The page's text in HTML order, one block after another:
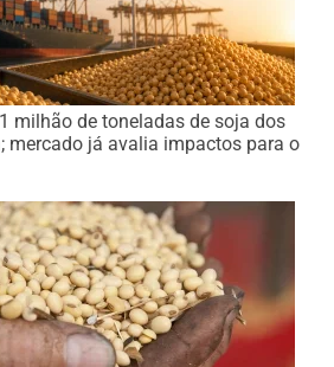
milhão de toneladas de soja dos
mercado já avalia impactos para o